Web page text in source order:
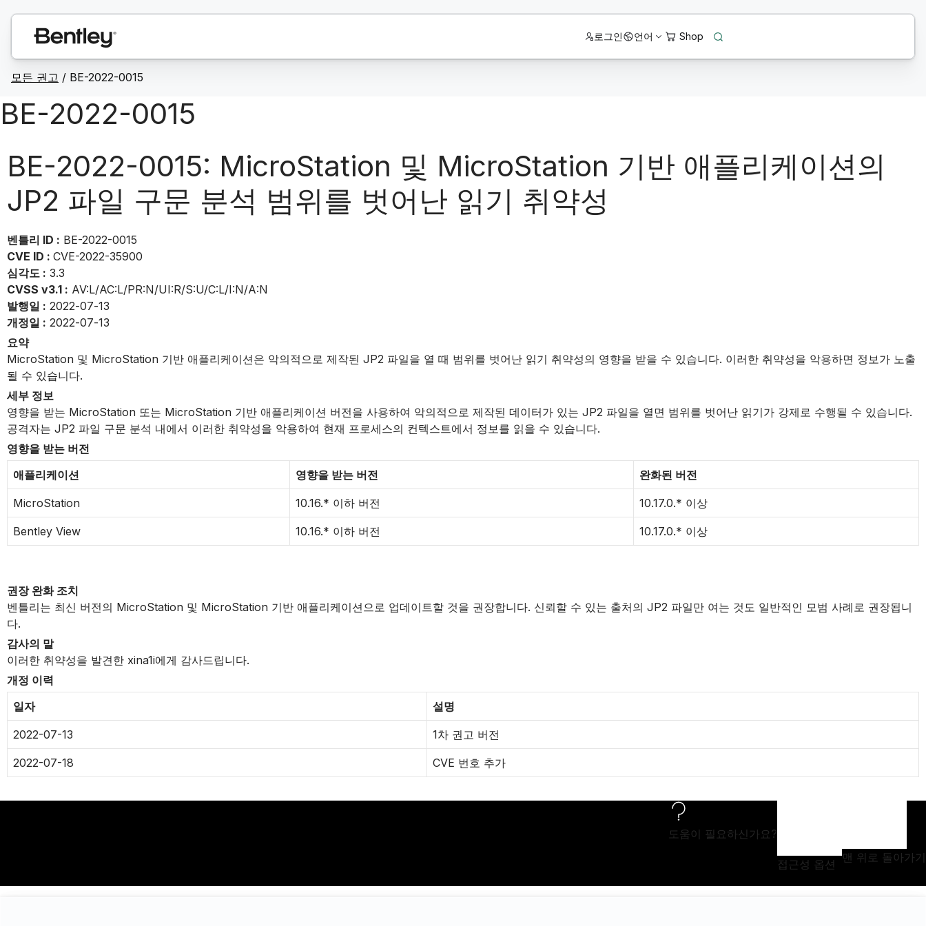
로그인 언어
모든 권고 / BE-2022-0015
BE-2022-0015
BE-2022-0015: MicroStation 및 MicroStation 기반 애플리케이션의
JP2 파일 구문 분석 범위를 벗어난 읽기 취약성
벤틀리 ID : BE-2022-0015
CVE ID : CVE-2022-35900
심각도 : 3.3
CVSS v3.1 : AV:L/AC:L/PR:N/UI:R/S:U/C:L/I:N/A:N
발행일 : 2022-07-13
개정일 : 2022-07-13
요약
MicroStation 및 MicroStation 기반 애플리케이션은 악의적으로 제작된 JP2 파일을 열 때 범위를 벗어난 읽기 취약성의 영향을 받을 수 있습니다. 이러한 취약성을 악용하면 정보가 노출
될 수 있습니다.
세부 정보
영향을 받는 MicroStation 또는 MicroStation 기반 애플리케이션 버전을 사용하여 악의적으로 제작된 데이터가 있는 JP2 파일을 열면 범위를 벗어난 읽기가 강제로 수행될 수 있습니다.
공격자는 JP2 파일 구문 분석 내에서 이러한 취약성을 악용하여 현재 프로세스의 컨텍스트에서 정보를 읽을 수 있습니다.
영향을 받는 버전
애플리케이션
영향을 받는 버전 완화된 버전
MicroStation 10.16.* 이하 버전 10.17.0.* 이상
Bentley View 10.16.* 이하 버전 10.17.0.* 이상
권장 완화 조치
벤틀리는 최신 버전의 MicroStation 및 MicroStation 기반 애플리케이션으로 업데이트할 것을 권장합니다. 신뢰할 수 있는 출처의 JP2 파일만 여는 것도 일반적인 모범 사례로 권장됩니
다.
감사의 말
이러한 취약성을 발견한 xina1i에게 감사드립니다.
개정 이력
일자
설명
2022-07-13 1차 권고 버전
2022-07-18 CVE 번호 추가
도움이 필요하신가요?
접근성 옵션 맨 위로 돌아가기